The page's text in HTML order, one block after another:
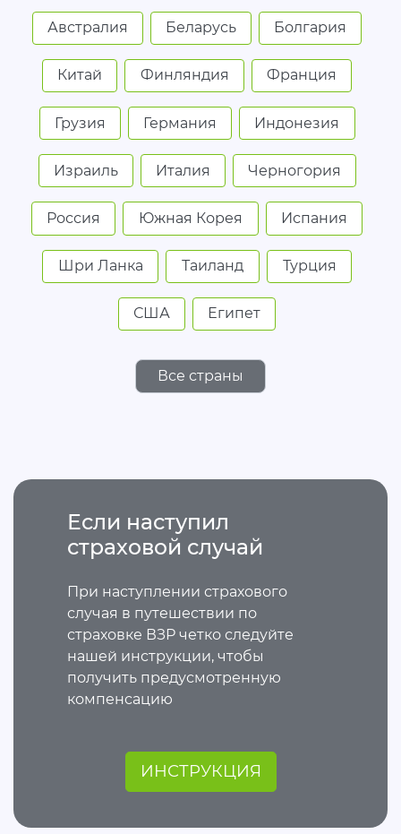
Австралия Беларусь Болгария
Китай Финляндия Франция
Грузия Германия Индонезия
Израиль Италия Черногория
Россия Южная Корея Испания
Шри Ланка Таиланд Турция
США Египет
Все страны
Если наступил
страховой случай
При наступлении страхового
случая в путешествии по
страховке ВЗР четко следуйте
нашей инструкции, чтобы
получить предусмотренную
компенсацию
ИНСТРУКЦИЯ